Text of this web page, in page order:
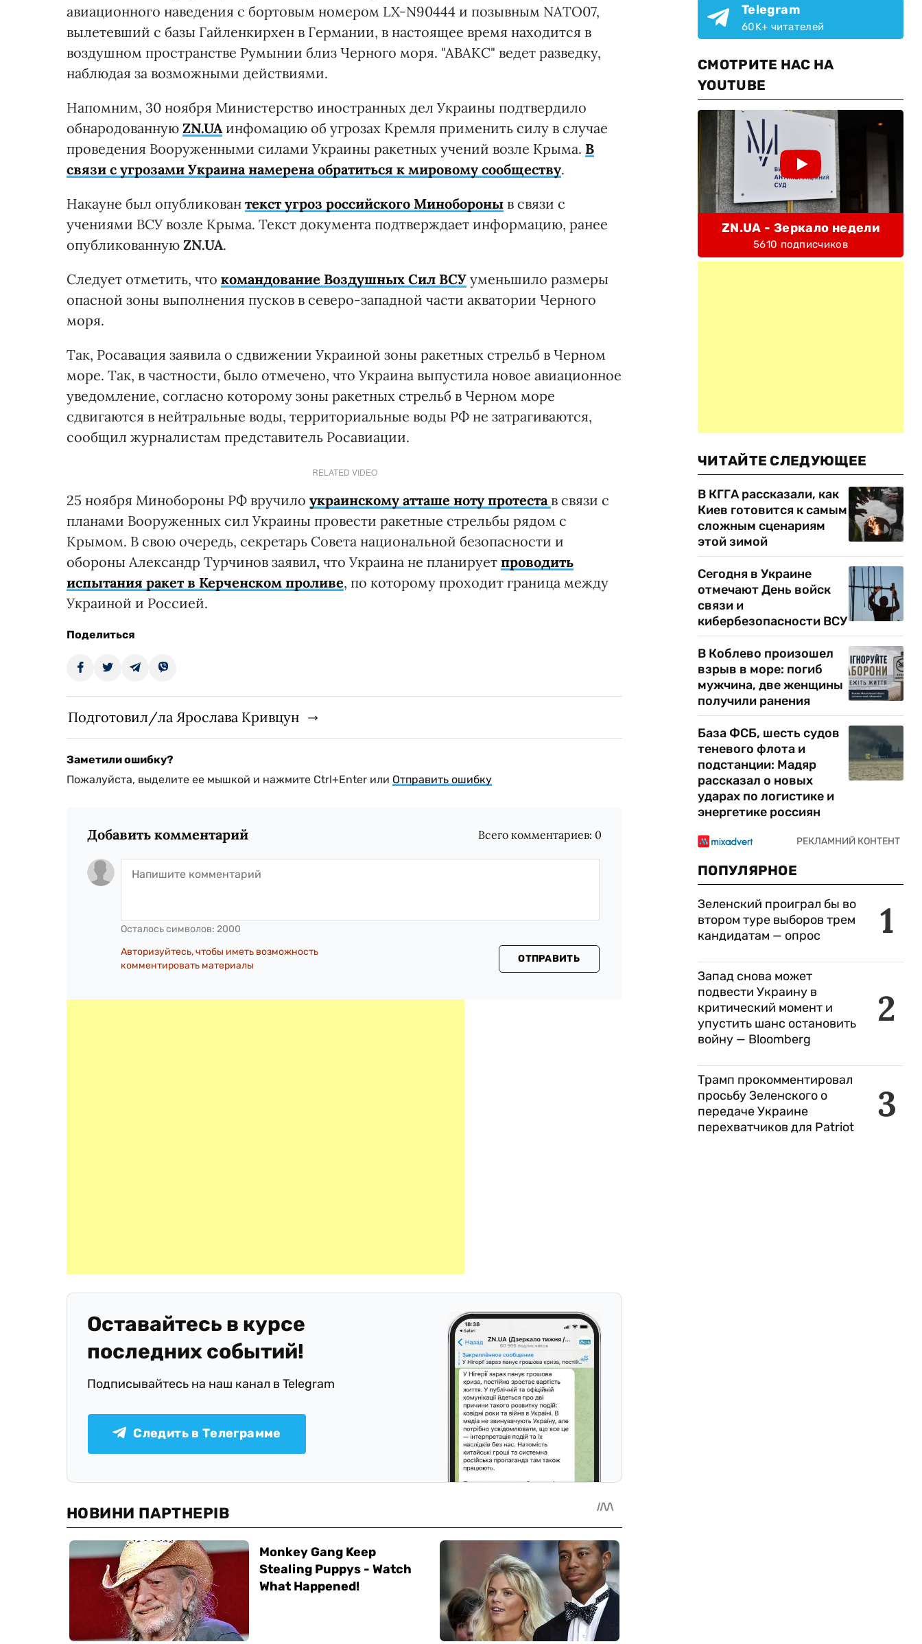
авиационного наведения с бортовым номером LX-N90444 и позывным NATO07,
вылетевший с базы Гайленкирхен в Германии, в настоящее время находится в
воздушном пространстве Румынии близ Черного моря. "АВАКС" ведет разведку,
наблюдая за возможными действиями.
Напомним, 30 ноября Министерство иностранных дел Украины подтвердило
обнародованную ZN.UA инфомацию об угрозах Кремля применить силу в случае
проведения Вооруженными силами Украины ракетных учений возле Крыма. В
связи с угрозами Украина намерена обратиться к мировому сообществу.
Накауне был опубликован текст угроз российского Минобороны в связи с
учениями ВСУ возле Крыма. Текст документа подтверждает информацию, ранее
опубликованную ZN.UA.
Следует отметить, что командование Воздушных Сил ВСУ уменьшило размеры
опасной зоны выполнения пусков в северо-западной части акватории Черного
моря.
Так, Росавация заявила о сдвижении Украиной зоны ракетных стрельб в Черном
море. Так, в частности, было отмечено, что Украина выпустила новое авиационное
уведомление, согласно которому зоны ракетных стрельб в Черном море
сдвигаются в нейтральные воды, территориальные воды РФ не затрагиваются,
сообщил журналистам представитель Росавиации.
RELATED VIDEO
25 ноября Минобороны РФ вручило украинскому атташе ноту протеста в связи с
планами Вооруженных сил Украины провести ракетные стрельбы рядом с
Крымом. В свою очередь, секретарь Совета национальной безопасности и
обороны Александр Турчинов заявил, что Украина не планирует проводить
испытания ракет в Керченском проливе, по которому проходит граница между
Украиной и Россией.
Поделиться
Подготовил/ла Ярослава Кривцун
Заметили ошибку?
Пожалуйста, выделите ее мышкой и нажмите Ctrl+Enter или Отправить ошибку
Добавить комментарий Всего комментариев: 0
Осталось символов: 2000
Авторизуйтесь, чтобы иметь возможность
комментировать материалы
ОТПРАВИТЬ
Оставайтесь в курсе
последних событий!
Подписывайтесь на наш канал в Telegram
Следить в Телеграмме
Telegram
60K+ читателей
СМОТРИТЕ НАС НА
YOUTUBE
ZN.UA - Зеркало недели
5610 подписчиков
ЧИТАЙТЕ СЛЕДУЮЩЕЕ
В КГГА рассказали, как
Киев готовится к самым
сложным сценариям
этой зимой
Сегодня в Украине
отмечают День войск
связи и
кибербезопасности ВСУ
В Коблево произошел
взрыв в море: погиб
мужчина, две женщины
получили ранения
База ФСБ, шесть судов
теневого флота и
подстанции: Мадяр
рассказал о новых
ударах по логистике и
энергетике россиян
ПОПУЛЯРНОЕ
1
Зеленский проиграл бы во
втором туре выборов трем
кандидатам — опрос
2
Запад снова может
подвести Украину в
критический момент и
упустить шанс остановить
войну — Bloomberg
3
Трамп прокомментировал
просьбу Зеленского о
передаче Украине
перехватчиков для Patriot